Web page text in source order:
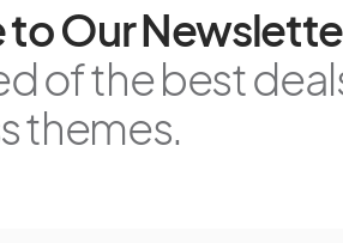
to Our
of the best
themes.